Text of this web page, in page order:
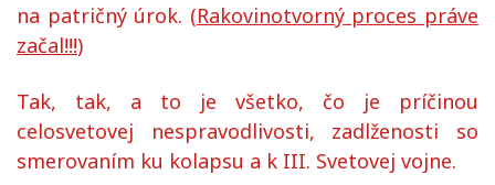
na patričný úrok. (Rakovinotvorný proces práve
začal!!!)
Tak, tak, a to je všetko, čo je príčinou
celosvetovej nespravodlivosti, zadlženosti so
smerovaním ku kolapsu a k III. Svetovej vojne.